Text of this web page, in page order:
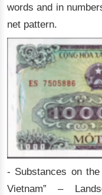
words and in
net pattern.
- Substances on
Vietnam” –